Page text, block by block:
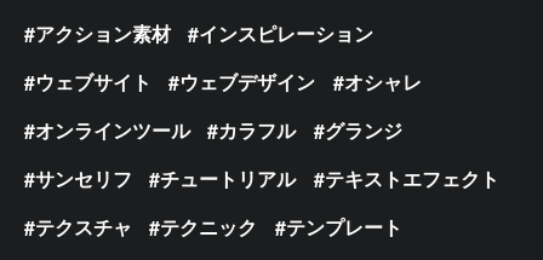
アクション素材
インスピレーション
ウェブサイト
ウェブデザイン
オシャレ
オンラインツール
カラフル
グランジ
サンセリフ
チュートリアル
テキストエフェクト
テクスチャ
テクニック
テンプレート